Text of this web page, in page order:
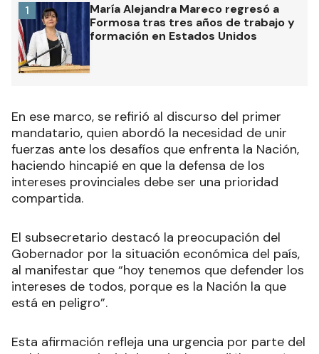
María Alejandra Mareco regresó a
Formosa tras tres años de trabajo y
formación en Estados Unidos
1
En ese marco, se refirió al discurso del primer
mandatario, quien abordó la necesidad de unir
fuerzas ante los desafíos que enfrenta la Nación,
haciendo hincapié en que la defensa de los
intereses provinciales debe ser una prioridad
compartida.
El subsecretario destacó la preocupación del
Gobernador por la situación económica del país,
al manifestar que “hoy tenemos que defender los
intereses de todos, porque es la Nación la que
está en peligro”.
Esta afirmación refleja una urgencia por parte del